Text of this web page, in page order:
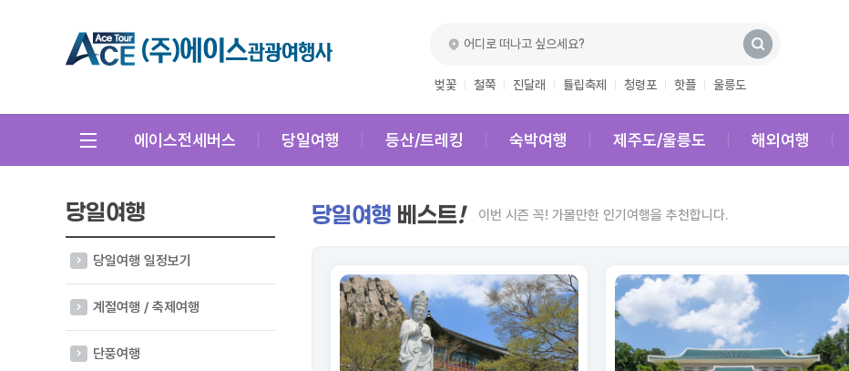
벚꽃 철쭉 진달래 튤립축제 청령포 핫플 울릉도
에이스전세버스 당일여행 등산/트레킹 숙박여행 제주도/울릉도 해외여행
당일여행
당일여행 일정보기
계절여행 / 축제여행
단풍여행
당일여행 베스트! 이번 시즌 꼭! 가볼만한 인기여행을 추천합니다.